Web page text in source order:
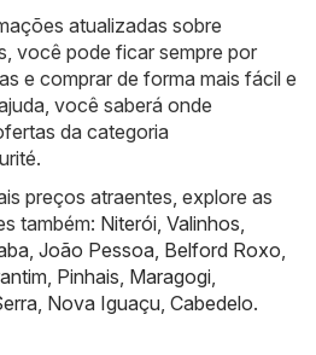
atualizadas sobre
você pode ficar sempre por
e comprar de forma mais fácil e
você saberá onde
da categoria
preços atraentes, explore as
também: Niterói Valinhos
João Pessoa Belford Roxo
Pinhais Maragogi
Nova Iguaçu Cabedelo.